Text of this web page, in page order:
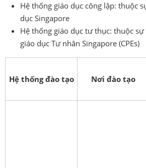
Hệ thống giáo dục công lập: thuộc
dục Singapore
Hệ thống giáo dục tư thục: thuộc
giáo dục Tư nhân Singapore (CPEs)
Hệ thống đào tạo Nơi đào tạo